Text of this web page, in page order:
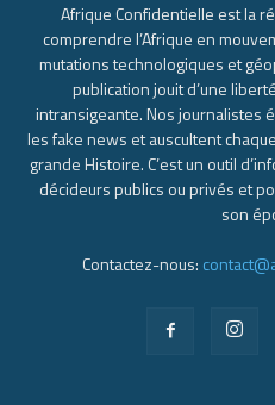
Afrique Confidentielle est la
comprendre l’Afrique en
mutations technologiques et
publication jouit d’une
intransigeante. Nos journalistes
les fake news et auscultent
grande Histoire. C’est un outil
décideurs publics ou privés et
son
Contactez-nous: